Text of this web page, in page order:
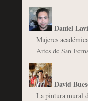
Daniel
Mujeres
Artes de San
David
La pintura mural